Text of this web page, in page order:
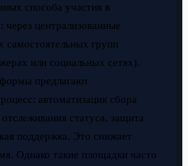
способа участия в
через централизованные
самостоятельных групп
или социальных сетях).
предлагают
автоматизация сбора
статуса, защита
поддержка. Это снижает
Однако такие площадки часто